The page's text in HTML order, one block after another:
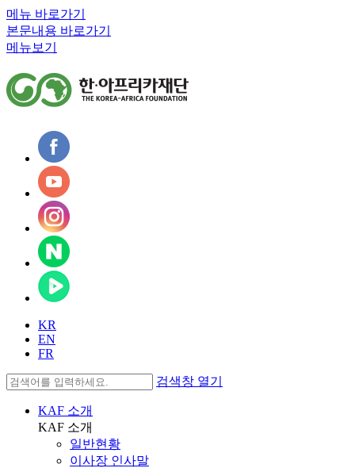
메뉴 바로가기
본문내용 바로가기
메뉴보기
KR
EN
FR
검색창 열기
KAF 소개
KAF 소개
일반현황
이사장 인사말